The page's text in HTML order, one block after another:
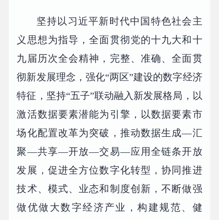
坚持以习近平新时代中国特色社会主
义思想为指导，全面贯彻党的十九大和十
九届历次全会精神，完整、准确、全面贯
彻新发展理念，强化“两区”建设的数字经济
特征，坚持“五子”联动融入新发展格局，以
激活数据要素潜能为引擎，以数据要素市
场化配置改革为突破，推动数据生成—汇
聚—共享—开放—交易—应用全链条开放
发展，促进全方位数字化转型，协同推进
技术、模式、业态和制度创新，不断做强
做优做大数字经济产业，构建规范、健